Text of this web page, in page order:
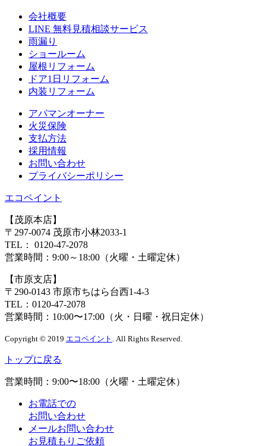
会社概要
LINE 無料⾒積相談サービス
⾬漏り
ショールーム
屋根リフォーム
ドア1⽇リフォーム
内装リフォーム
アパマンオーナー
⽕災保険
⽀払⽅法
採⽤情報
お問い合わせ
プライバシーポリシー
エコペイント
【茂原本店】
〒297-0074 茂原市小林2033-1
TEL：
0120-47-2078
営業時間： 9:00～18:00（火曜・土曜定休）
【市原支店】
〒290-0143 市原市ちはら台西1-4-3
TEL： 0120-47-2078
営業時間： 10:00〜17:00（火・日曜・祝日定休）
Copyright © 2019 エコペイント . All Rights Reserved.
トップに戻る
営業時間： 9:00〜18:00（火曜・土曜定休）
お電話での
お問い合わせ
メールお問い合わせ
お見積もりご依頼